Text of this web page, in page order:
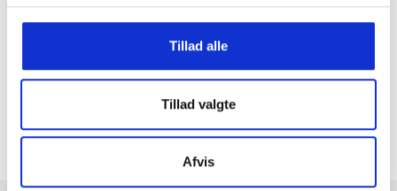
Tillad alle
Tillad valgte
Afvis
På ordre under er fragtprisen 29,-
Ved bestilling inden kl. 16.00
KUNDESERVICE & SUPPORT
14 DAGES fortrydelsesret